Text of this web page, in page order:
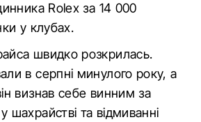
Rolex за 14 000
у клубах.
швидко розкрилась.
в серпні минулого року, а
визнав себе винним за
шахрайстві та відмиванні